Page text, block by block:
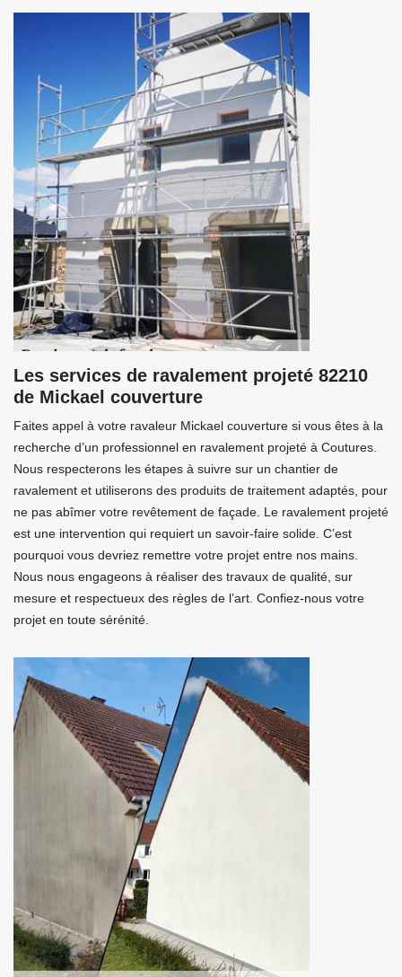
Les services de ravalement projeté 82210
de Mickael couverture
Faites appel à votre ravaleur Mickael couverture si vous êtes à la
recherche d’un professionnel en ravalement projeté à Coutures.
Nous respecterons les étapes à suivre sur un chantier de
ravalement et utiliserons des produits de traitement adaptés, pour
ne pas abîmer votre revêtement de façade. Le ravalement projeté
est une intervention qui requiert un savoir-faire solide. C’est
pourquoi vous devriez remettre votre projet entre nos mains.
Nous nous engageons à réaliser des travaux de qualité, sur
mesure et respectueux des règles de l’art. Confiez-nous votre
projet en toute sérénité.